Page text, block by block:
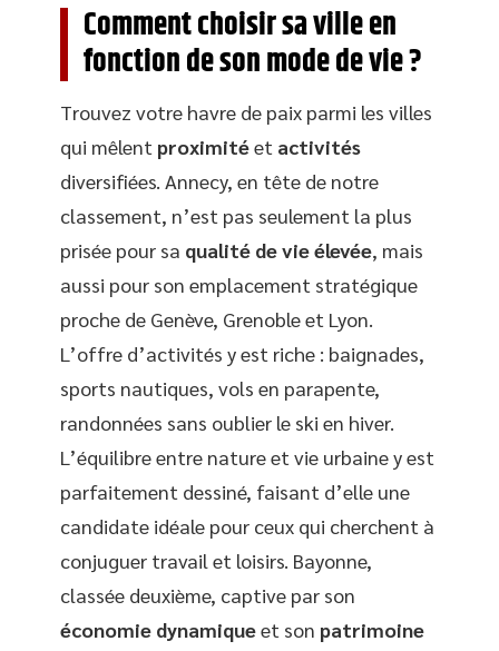
Comment choisir sa ville en
fonction de son mode de vie ?
Trouvez votre havre de paix parmi les villes
qui mêlent proximitéet activités
diversifiées. Annecy, en tête de notre
classement, n’est pas seulement la plus
prisée pour sa qualité de vie élevée, mais
aussi pour son emplacement stratégique
proche de Genève, Grenoble et Lyon.
L’offre d’activités y est riche : baignades,
sports nautiques, vols en parapente,
randonnées sans oublier le ski en hiver.
L’équilibre entre nature et vie urbaine y est
parfaitement dessiné, faisant d’elle une
candidate idéale pour ceux qui cherchent à
conjuguer travail et loisirs. Bayonne,
classée deuxième, captive par son
économie dynamiqueet son patrimoine